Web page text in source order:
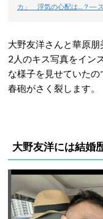
カ」 浮気の心配は…？― ス
大野友洋さんと華原朋
2人のキス写真をイン
な様子を見せていた
春砲がさく裂します。
大野友洋には結婚